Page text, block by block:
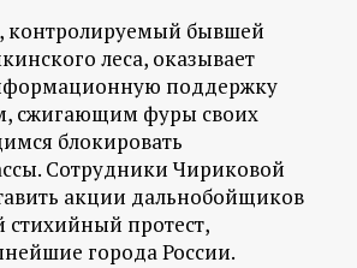
контролируемый бывшей
леса, оказывает
поддержку
сжигающим фуры своих
блокировать
Сотрудники Чириковой
акции дальнобойщиков
протест,
города России.